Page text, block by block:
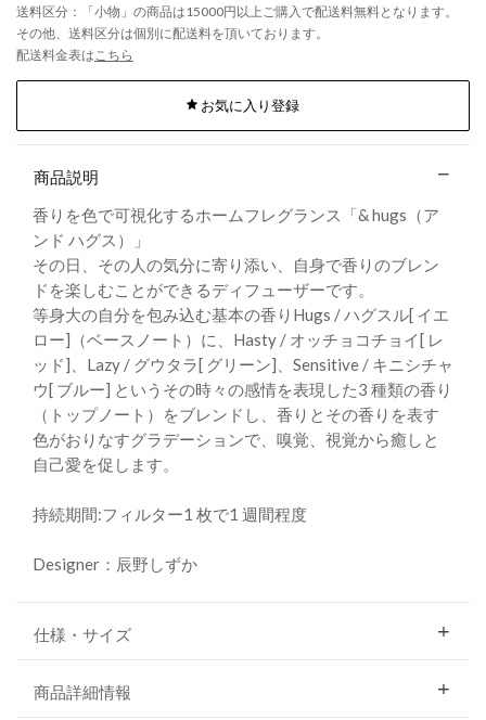
送料区分：「小物」の商品は15000円以上ご購入で配送料無料となります。
その他、送料区分は個別に配送料を頂いております。
配送料金表はこちら
お気に入り登録
商品説明
香りを色で可視化するホームフレグランス「& hugs（ア
ンド ハグス）」
その日、その人の気分に寄り添い、自身で香りのブレン
ドを楽しむことができるディフューザーです。
等身大の自分を包み込む基本の香りHugs / ハグスル[ イエ
ロー]（ベースノート）に、Hasty / オッチョコチョイ[ レ
ッド]、Lazy / グウタラ[ グリーン]、Sensitive / キニシチャ
ウ[ ブルー] というその時々の感情を表現した3 種類の香り
（トップノート）をブレンドし、香りとその香りを表す
色がおりなすグラデーションで、嗅覚、視覚から癒しと
自己愛を促します。
持続期間:フィルター1 枚で1 週間程度
Designer：辰野しずか
仕様・サイズ
商品詳細情報